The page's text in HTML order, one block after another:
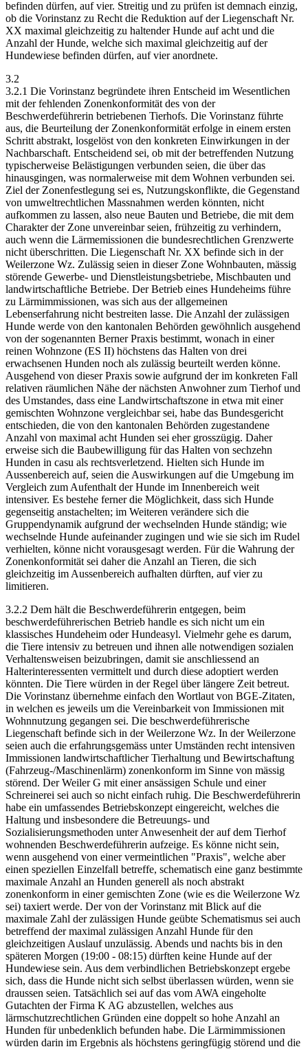
befinden dürfen, auf vier. Streitig und zu prüfen ist demnach einzig,
ob die Vorinstanz zu Recht die Reduktion auf der Liegenschaft Nr.
XX maximal gleichzeitig zu haltender Hunde auf acht und die
Anzahl der Hunde, welche sich maximal gleichzeitig auf der
Hundewiese befinden dürfen, auf vier anordnete.
3.2
3.2.1 Die Vorinstanz begründete ihren Entscheid im Wesentlichen
mit der fehlenden Zonenkonformität des von der
Beschwerdeführerin betriebenen Tierhofs. Die Vorinstanz führte
aus, die Beurteilung der Zonenkonformität erfolge in einem ersten
Schritt abstrakt, losgelöst von den konkreten Einwirkungen in der
Nachbarschaft. Entscheidend sei, ob mit der betreffenden Nutzung
typischerweise Belästigungen verbunden seien, die über das
hinausgingen, was normalerweise mit dem Wohnen verbunden sei.
Ziel der Zonenfestlegung sei es, Nutzungskonflikte, die Gegenstand
von umweltrechtlichen Massnahmen werden könnten, nicht
aufkommen zu lassen, also neue Bauten und Betriebe, die mit dem
Charakter der Zone unvereinbar seien, frühzeitig zu verhindern,
auch wenn die Lärmemissionen die bundesrechtlichen Grenzwerte
nicht überschritten. Die Liegenschaft Nr. XX befinde sich in der
Weilerzone Wz. Zulässig seien in dieser Zone Wohnbauten, mässig
störende Gewerbe- und Dienstleistungsbetriebe, Mischbauten und
landwirtschaftliche Betriebe. Der Betrieb eines Hundeheims führe
zu Lärmimmissionen, was sich aus der allgemeinen
Lebenserfahrung nicht bestreiten lasse. Die Anzahl der zulässigen
Hunde werde von den kantonalen Behörden gewöhnlich ausgehend
von der sogenannten Berner Praxis bestimmt, wonach in einer
reinen Wohnzone (ES II) höchstens das Halten von drei
erwachsenen Hunden noch als zulässig beurteilt werden könne.
Ausgehend von dieser Praxis sowie aufgrund der im konkreten Fall
relativen räumlichen Nähe der nächsten Anwohner zum Tierhof und
des Umstandes, dass eine Landwirtschaftszone in etwa mit einer
gemischten Wohnzone vergleichbar sei, habe das Bundesgericht
entschieden, die von den kantonalen Behörden zugestandene
Anzahl von maximal acht Hunden sei eher grosszügig. Daher
erweise sich die Baubewilligung für das Halten von sechzehn
Hunden in casu als rechtsverletzend. Hielten sich Hunde im
Aussenbereich auf, seien die Auswirkungen auf die Umgebung im
Vergleich zum Aufenthalt der Hunde im Innenbereich weit
intensiver. Es bestehe ferner die Möglichkeit, dass sich Hunde
gegenseitig anstachelten; im Weiteren verändere sich die
Gruppendynamik aufgrund der wechselnden Hunde ständig; wie
wechselnde Hunde aufeinander zugingen und wie sie sich im Rudel
verhielten, könne nicht vorausgesagt werden. Für die Wahrung der
Zonenkonformität sei daher die Anzahl an Tieren, die sich
gleichzeitig im Aussenbereich aufhalten dürften, auf vier zu
limitieren.
3.2.2 Dem hält die Beschwerdeführerin entgegen, beim
beschwerdeführerischen Betrieb handle es sich nicht um ein
klassisches Hundeheim oder Hundeasyl. Vielmehr gehe es darum,
die Tiere intensiv zu betreuen und ihnen alle notwendigen sozialen
Verhaltensweisen beizubringen, damit sie anschliessend an
Halterinteressenten vermittelt und durch diese adoptiert werden
könnten. Die Tiere würden in der Regel über längere Zeit betreut.
Die Vorinstanz übernehme einfach den Wortlaut von BGE-Zitaten,
in welchen es jeweils um die Vereinbarkeit von Immissionen mit
Wohnnutzung gegangen sei. Die beschwerdeführerische
Liegenschaft befinde sich in der Weilerzone Wz. In der Weilerzone
seien auch die erfahrungsgemäss unter Umständen recht intensiven
Immissionen landwirtschaftlicher Tierhaltung und Bewirtschaftung
(Fahrzeug-/Maschinenlärm) zonenkonform im Sinne von mässig
störend. Der Weiler G mit einer ansässigen Schule und einer
Schreinerei sei auch so nicht einfach ruhig. Die Beschwerdeführerin
habe ein umfassendes Betriebskonzept eingereicht, welches die
Haltung und insbesondere die Betreuungs- und
Sozialisierungsmethoden unter Anwesenheit der auf dem Tierhof
wohnenden Beschwerdeführerin aufzeige. Es könne nicht sein,
wenn ausgehend von einer vermeintlichen "Praxis", welche aber
einen speziellen Einzelfall betreffe, schematisch eine ganz bestimmte
maximale Anzahl an Hunden generell als noch abstrakt
zonenkonform in einer gemischten Zone (wie es die Weilerzone Wz
sei) taxiert werde. Der von der Vorinstanz mit Blick auf die
maximale Zahl der zulässigen Hunde geübte Schematismus sei auch
betreffend der maximal zulässigen Anzahl Hunde für den
gleichzeitigen Auslauf unzulässig. Abends und nachts bis in den
späteren Morgen (19:00 - 08:15) dürften keine Hunde auf der
Hundewiese sein. Aus dem verbindlichen Betriebskonzept ergebe
sich, dass die Hunde nicht sich selbst überlassen würden, wenn sie
draussen seien. Tatsächlich sei auf das vom AWA eingeholte
Gutachten der Firma K AG abzustellen, welches aus
lärmschutzrechtlichen Gründen eine doppelt so hohe Anzahl an
Hunden für unbedenklich befunden habe. Die Lärmimmissionen
würden darin im Ergebnis als höchstens geringfügig störend und die